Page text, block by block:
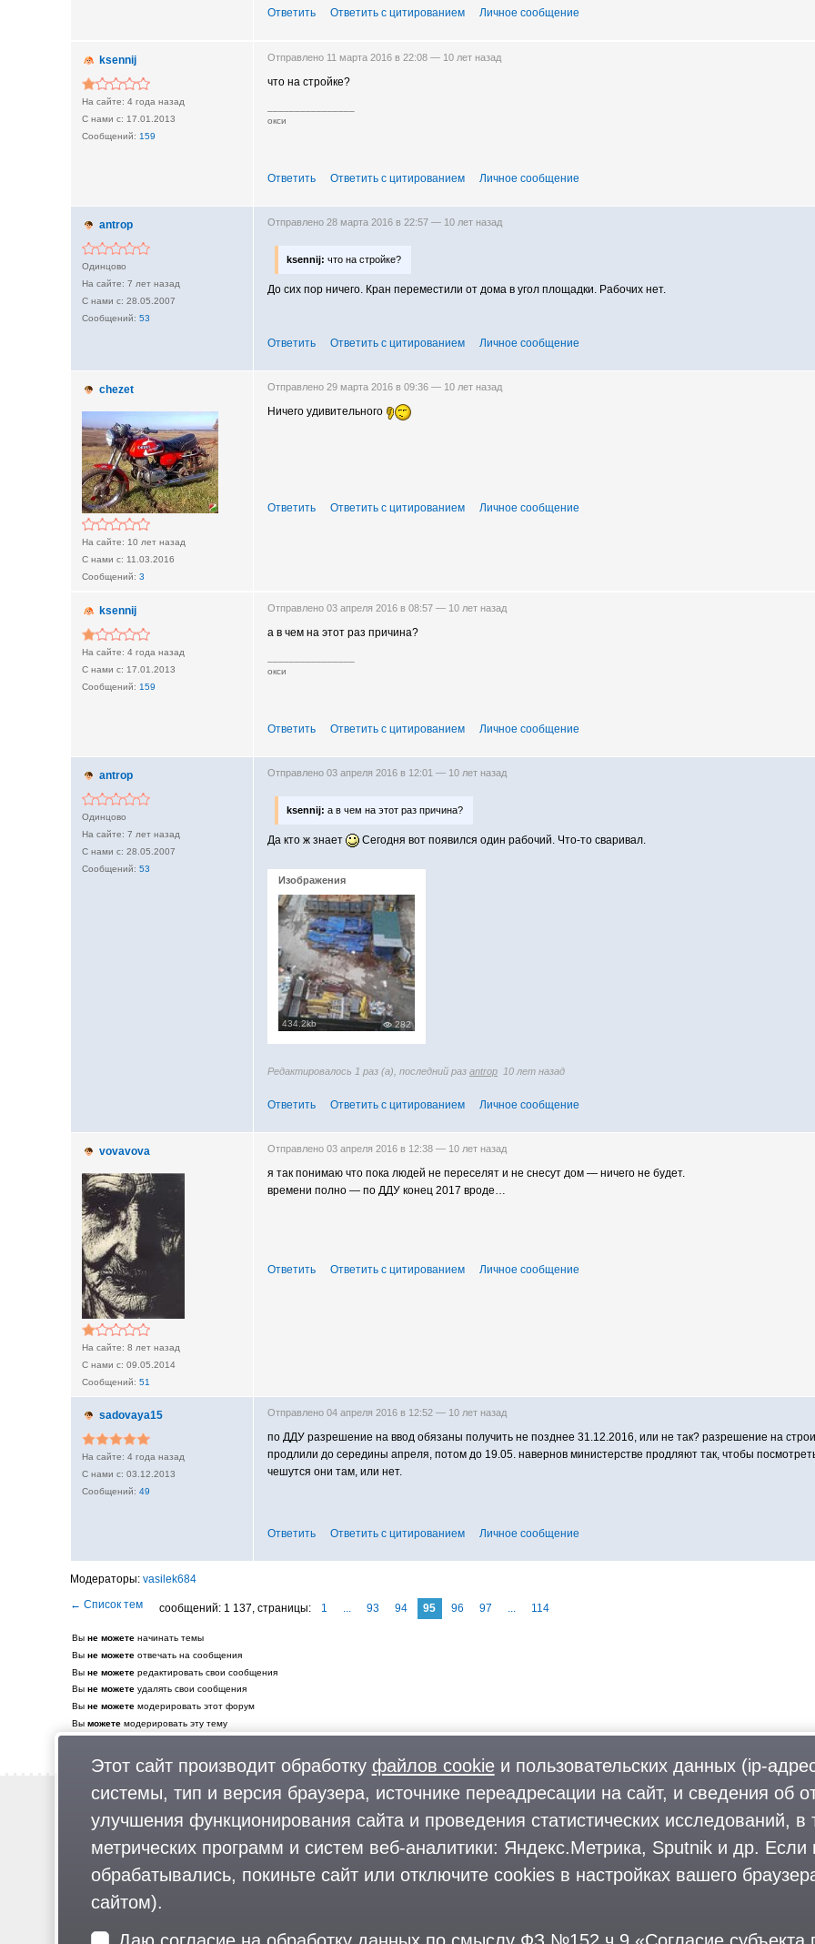
Ответить Ответить с цитированием Личное сообщение
ksennij
4 года назад
17.01.2013
159
Отправлено 11 марта 2016 в 22:08 — 10 лет назад
что на стройке?
окси
Ответить Ответить с цитированием Личное сообщение
antrop
Одинцово
7 лет назад
28.05.2007
53
Отправлено 28 марта 2016 в 22:57 — 10 лет назад
ksennij: что на стройке?
До сих пор ничего. Кран переместили от дома в угол площадки. Рабочих нет.
Ответить Ответить с цитированием Личное сообщение
chezet
10 лет назад
11.03.2016
3
Отправлено 29 марта 2016 в 09:36 — 10 лет назад
Ничего удивительного
Ответить Ответить с цитированием Личное сообщение
ksennij
4 года назад
17.01.2013
159
Отправлено 03 апреля 2016 в 08:57 — 10 лет назад
а в чем на этот раз причина?
окси
Ответить Ответить с цитированием Личное сообщение
antrop
Одинцово
7 лет назад
28.05.2007
53
Отправлено 03 апреля 2016 в 12:01 — 10 лет назад
ksennij: а в чем на этот раз причина?
Да кто ж знает Сегодня вот появился один рабочий. Что-то сваривал.
Изображения
434.2kb 282
Редактировалось 1 раз (а), последний раз antrop 10 лет назад
Ответить Ответить с цитированием Личное сообщение
vovavova
8 лет назад
09.05.2014
51
Отправлено 03 апреля 2016 в 12:38 — 10 лет назад
я так понимаю что пока людей не переселят и не снесут дом — ничего не будет.
времени полно — по ДДУ конец 2017 вроде…
Ответить Ответить с цитированием Личное сообщение
sadovaya15
4 года назад
03.12.2013
49
Отправлено 04 апреля 2016 в 12:52 — 10 лет назад
по ДДУ разрешение на ввод обязаны получить не позднее 31.12.2016, или не так? разрешение на
продлили до середины апреля, потом до 19.05. навернов министерстве продляют так, чтобы
чешутся они там, или нет.
Ответить Ответить с цитированием Личное сообщение
vasilek684
сообщений: 1 137, страницы: 1 ... 93 94 95 96 97 ... 114
Вы не можете начинать темы
Вы не можете отвечать на сообщения
Вы не можете редактировать свои сообщения
Вы не можете удалять свои сообщения
Вы не можете модерировать этот форум
Вы можете модерировать эту тему
Новости
Предложи новость
Реклама
Фото
Форум
Блоги
Комментарии
О городском округе
Поиск и предложение работы
Предприятия и организации
Для читателей: В России признаны экстремистскими и запрещены организации ФБК (Фонд борьбы с коррупцией, признан иноагентом), Штабы Навального,
Этот сайт производит обработку файлов cookieи пользовательских данных (ip-
системы, тип и версия браузера, источнике переадресации на сайт, и сведения об
улучшения функционирования сайта и проведения статистических исследований,
метрических программ и систем веб-аналитики: Яндекс.Метрика, Sputnik и др.
обрабатывались, покиньте сайт или отключите cookies в настройках вашего
сайтом).
Даю согласие на обработку данных по смыслу ФЗ №152 ч.9 «Согласие субъекта